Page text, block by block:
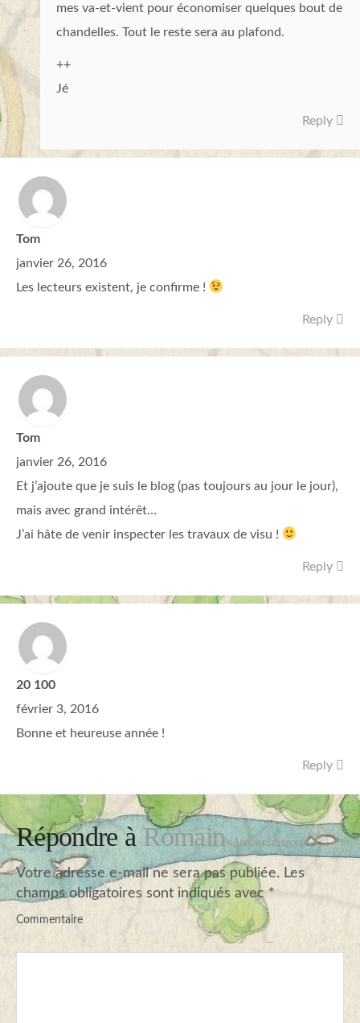
mes va-et-vient pour économiser quelques bout de
chandelles. Tout le reste sera au plafond.
++
Jé
Reply
Tom
janvier 26, 2016
Les lecteurs existent, je confirme !
Reply
Tom
janvier 26, 2016
Et j’ajoute que je suis le blog (pas toujours au jour le jour),
mais avec grand intérêt…
J’ai hâte de venir inspecter les travaux de visu !
Reply
20 100
février 3, 2016
Bonne et heureuse année !
Reply
Répondre à Romain Annuler la réponse
Votre adresse e-mail ne sera pas publiée. Les
champs obligatoires sont indiqués avec *
Commentaire